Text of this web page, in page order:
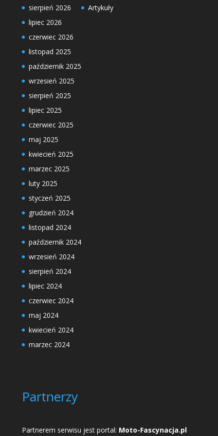
sierpień 2026
lipiec 2026
czerwiec 2026
listopad 2025
październik 2025
wrzesień 2025
sierpień 2025
lipiec 2025
czerwiec 2025
maj 2025
kwiecień 2025
marzec 2025
luty 2025
styczeń 2025
grudzień 2024
listopad 2024
październik 2024
wrzesień 2024
sierpień 2024
lipiec 2024
czerwiec 2024
maj 2024
kwiecień 2024
marzec 2024
Artykuły
Partnerzy
Partnerem serwisu jest portal: Moto-Fascynacja.pl